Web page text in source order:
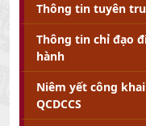
Thông tin tuyên
Thông tin chỉ đạo
hành
Niêm yết công khai
QCDCCS